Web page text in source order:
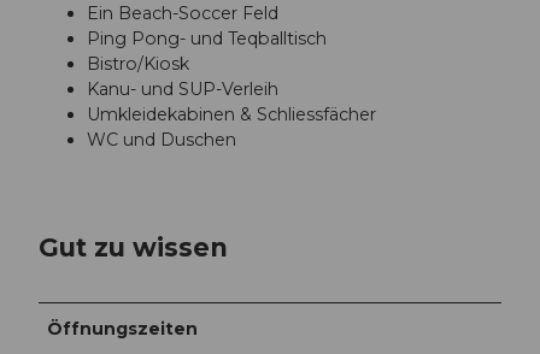
Ein Beach-Soccer Feld
Ping Pong- und Teqballtisch
Bistro/Kiosk
Kanu- und SUP-Verleih
Umkleidekabinen & Schliessfächer
WC und Duschen
Gut zu wissen
Öffnungszeiten